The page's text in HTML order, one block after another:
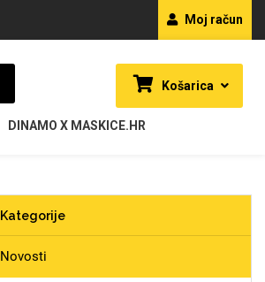
Moj račun
Košarica
DINAMO X MASKICE.HR
Kategorije
Novosti